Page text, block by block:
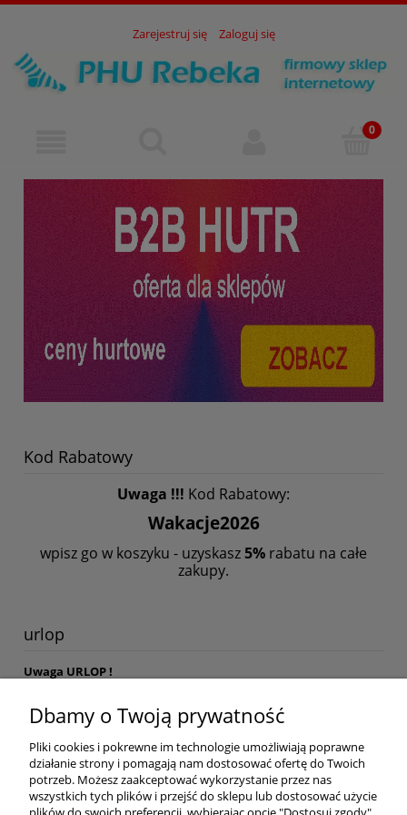
Zarejestruj się Zaloguj się
Kod Rabatowy
Uwaga !!! Kod Rabatowy:
Wakacje2026
wpisz go w koszyku - uzyskasz5% rabatu na całe
zakupy.
urlop
Uwaga URLOP !
składane w tym okresie będą realizowane17.08.2026
Nie znaleziono produktów spełniających podane kryteria.
Dbamy o Twoją prywatność
Pliki cookies i pokrewne im technologie umożliwiają poprawne
działanie strony i pomagają nam dostosować ofertę do Twoich
potrzeb. Możesz zaakceptować wykorzystanie przez nas
wszystkich tych plików i przejść do sklepu lub dostosować użycie